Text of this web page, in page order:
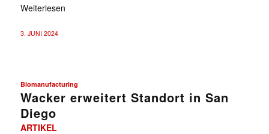
Weiterlesen
3. JUNI 2024
Biomanufacturing
Wacker erweitert Standort in San
Diego
ARTIKEL